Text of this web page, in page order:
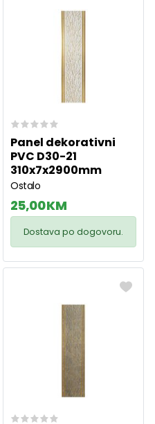
Panel dekorativni
PVC D30-21
310x7x2900mm
Ostalo
25,00 KM
Dostava po dogovoru.